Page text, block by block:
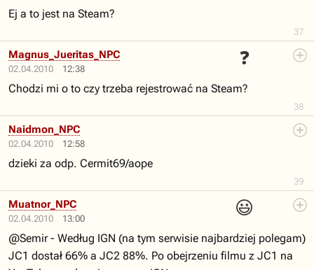
37
Ej a to jest na Steam?
02.04.2010 12:38
❓
38
Magnus_Jueritas_NPC
Chodzi mi o to czy trzeba rejestrować na Steam?
02.04.2010 12:58
39
Naidmon_NPC
dzieki za odp. Cermit69/aope
02.04.2010 13:00
😃
Muatnor_NPC
@Semir - Według IGN (na tym serwisie najbardziej polegam)
JC1 dostał 66% a JC2 88%. Po obejrzeniu filmu z JC1 na